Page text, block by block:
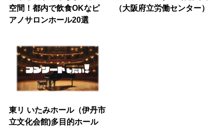
空間！都内で飲食OKなピ
アノサロンホール20選
（大阪府立労働センター）
東リ いたみホール（伊丹市
立文化会館)多目的ホール